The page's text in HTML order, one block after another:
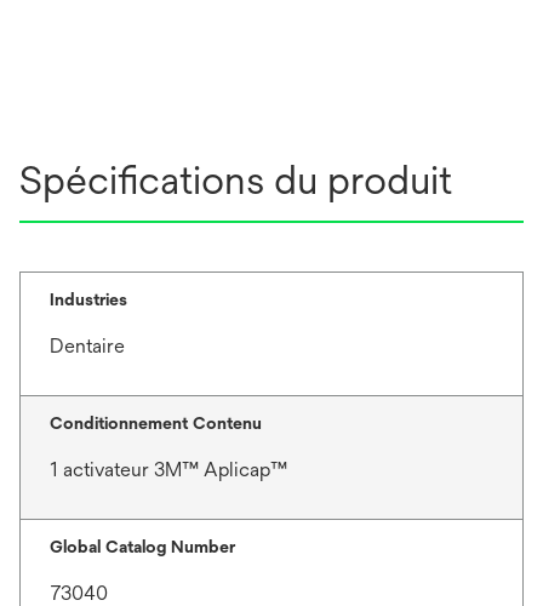
Spécifications du produit
Industries
Dentaire
Conditionnement Contenu
1 activateur 3M™ Aplicap™
Global Catalog Number
73040